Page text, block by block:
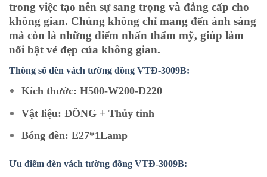
trong việc tạo nên sự sang trọng và đẳng cấp cho
không gian. Chúng không chỉ mang đến ánh sáng
mà còn là những điểm nhấn thẩm mỹ, giúp làm
nổi bật vẻ đẹp của không gian.
Thông số đèn vách tường đồng VTĐ-3009B:
Kích thước: H500-W200-D220
Vật liệu: ĐỒNG + Thủy tinh
Bóng đèn: E27*1Lamp
Ưu điểm đèn vách tường đồng VTĐ-3009B: